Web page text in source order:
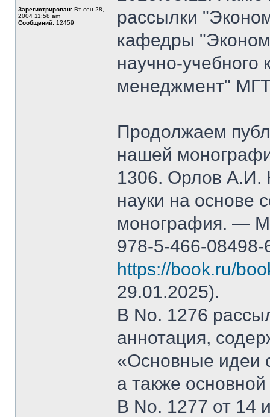
Зарегистрирован: Вт сен 28,
2004 11:58 am
Сообщений: 12459
рассылки
кафедры
научно-
менеджмент"
Продолжаем
нашей
1306. Орлов А.И.
науки на основе
монография. —
978-5-466-
https://book.ru/
29.01.2025).
В No. 1276
аннотация,
«Основные идеи
а также
В No. 1277 от 14